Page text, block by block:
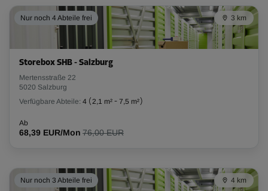
-10%
97,00 EUR/Mon
87,29 EUR/Mon
Abteil 72
Fläche: 2,6 m²
Volumen: 8,1 m³
Nur noch 4 Abteile frei 3 km
Storebox SHB - Salzburg
Mertensstraße 22
5020 Salzburg
Verfügbare Abteile: 4 (2,1 m² - 7,5 m²)
Ab
68,39 EUR/Mon 76,00 EUR
Nur noch 3 Abteile frei 4 km